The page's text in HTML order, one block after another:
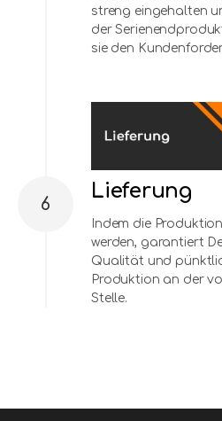
streng eingehalten
der
sie den
Lieferung
Indem die
werden, garantiert
Qualität und
Produktion an der
Stelle.
6